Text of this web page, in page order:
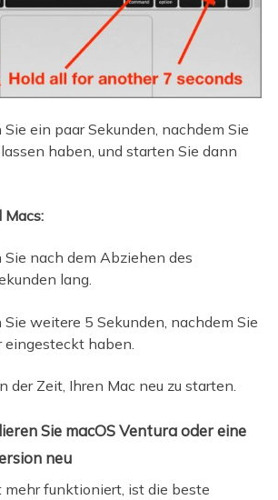
ein paar Sekunden, nachdem Sie
haben, und starten Sie dann
Macs:
nach dem Abziehen des
lang.
weitere 5 Sekunden, nachdem Sie
eingesteckt haben.
der Zeit, Ihren Mac neu zu starten.
Sie macOS Ventura oder eine
neu
funktioniert, ist die beste